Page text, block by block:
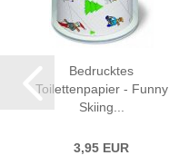
Bedrucktes
Toilettenpapier - Funny
Skiing...
3,95 EUR